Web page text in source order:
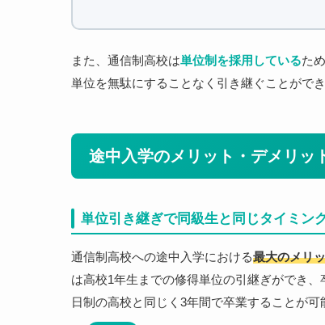
また、通信制高校は単位制を採用しているた
単位を無駄にすることなく引き継ぐことがで
途中入学のメリット・デメリッ
単位引き継ぎで同級生と同じタイミン
通信制高校への途中入学における最大のメリ
は高校1年生までの修得単位の引継ぎができ、
日制の高校と同じく3年間で卒業することが可